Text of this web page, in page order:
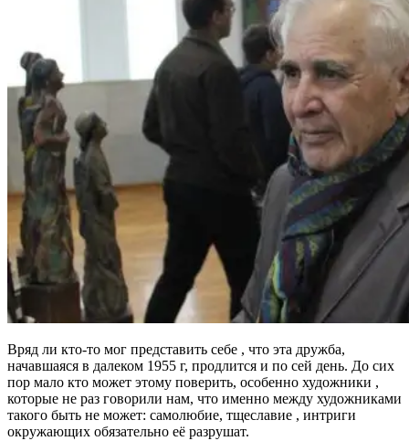
Вряд ли кто-то мог представить себе , что эта дружба,
начавшаяся в далеком 1955 г, продлится и по сей день. До сих
пор мало кто может этому поверить, особенно художники ,
которые не раз говорили нам, что именно между художниками
такого быть не может: самолюбие, тщеславие , интриги
окружающих обязательно её разрушат.